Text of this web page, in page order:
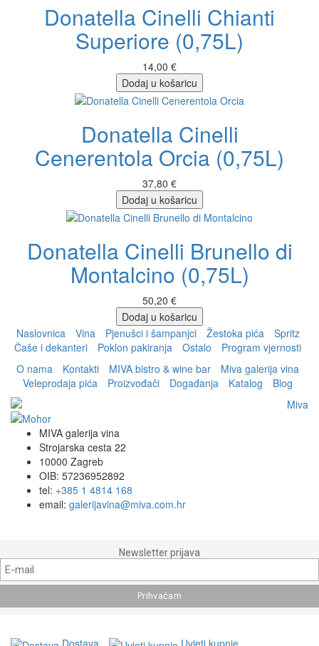
Donatella Cinelli Chianti
Superiore (0,75L)
14,00 €
Dodaj u košaricu
Donatella Cinelli
Cenerentola Orcia (0,75L)
37,80 €
Dodaj u košaricu
Donatella Cinelli Brunello di
Montalcino (0,75L)
50,20 €
Dodaj u košaricu
Naslovnica
Vina Pjenušci i šampanjci Žestoka pića
Spritz
Čaše i dekanteri
Poklon pakiranja Ostalo
Program vjernosti
O nama
Kontakti MIVA bistro & wine bar
Miva galerija vina
Veleprodaja pića
Proizvođači Događanja Katalog Blog
MIVA galerija vina
Strojarska cesta 22
10000 Zagreb
OIB: 57236952892
tel: +385 1 4814 168
email: galerijavina@miva.com.hr
Newsletter prijava